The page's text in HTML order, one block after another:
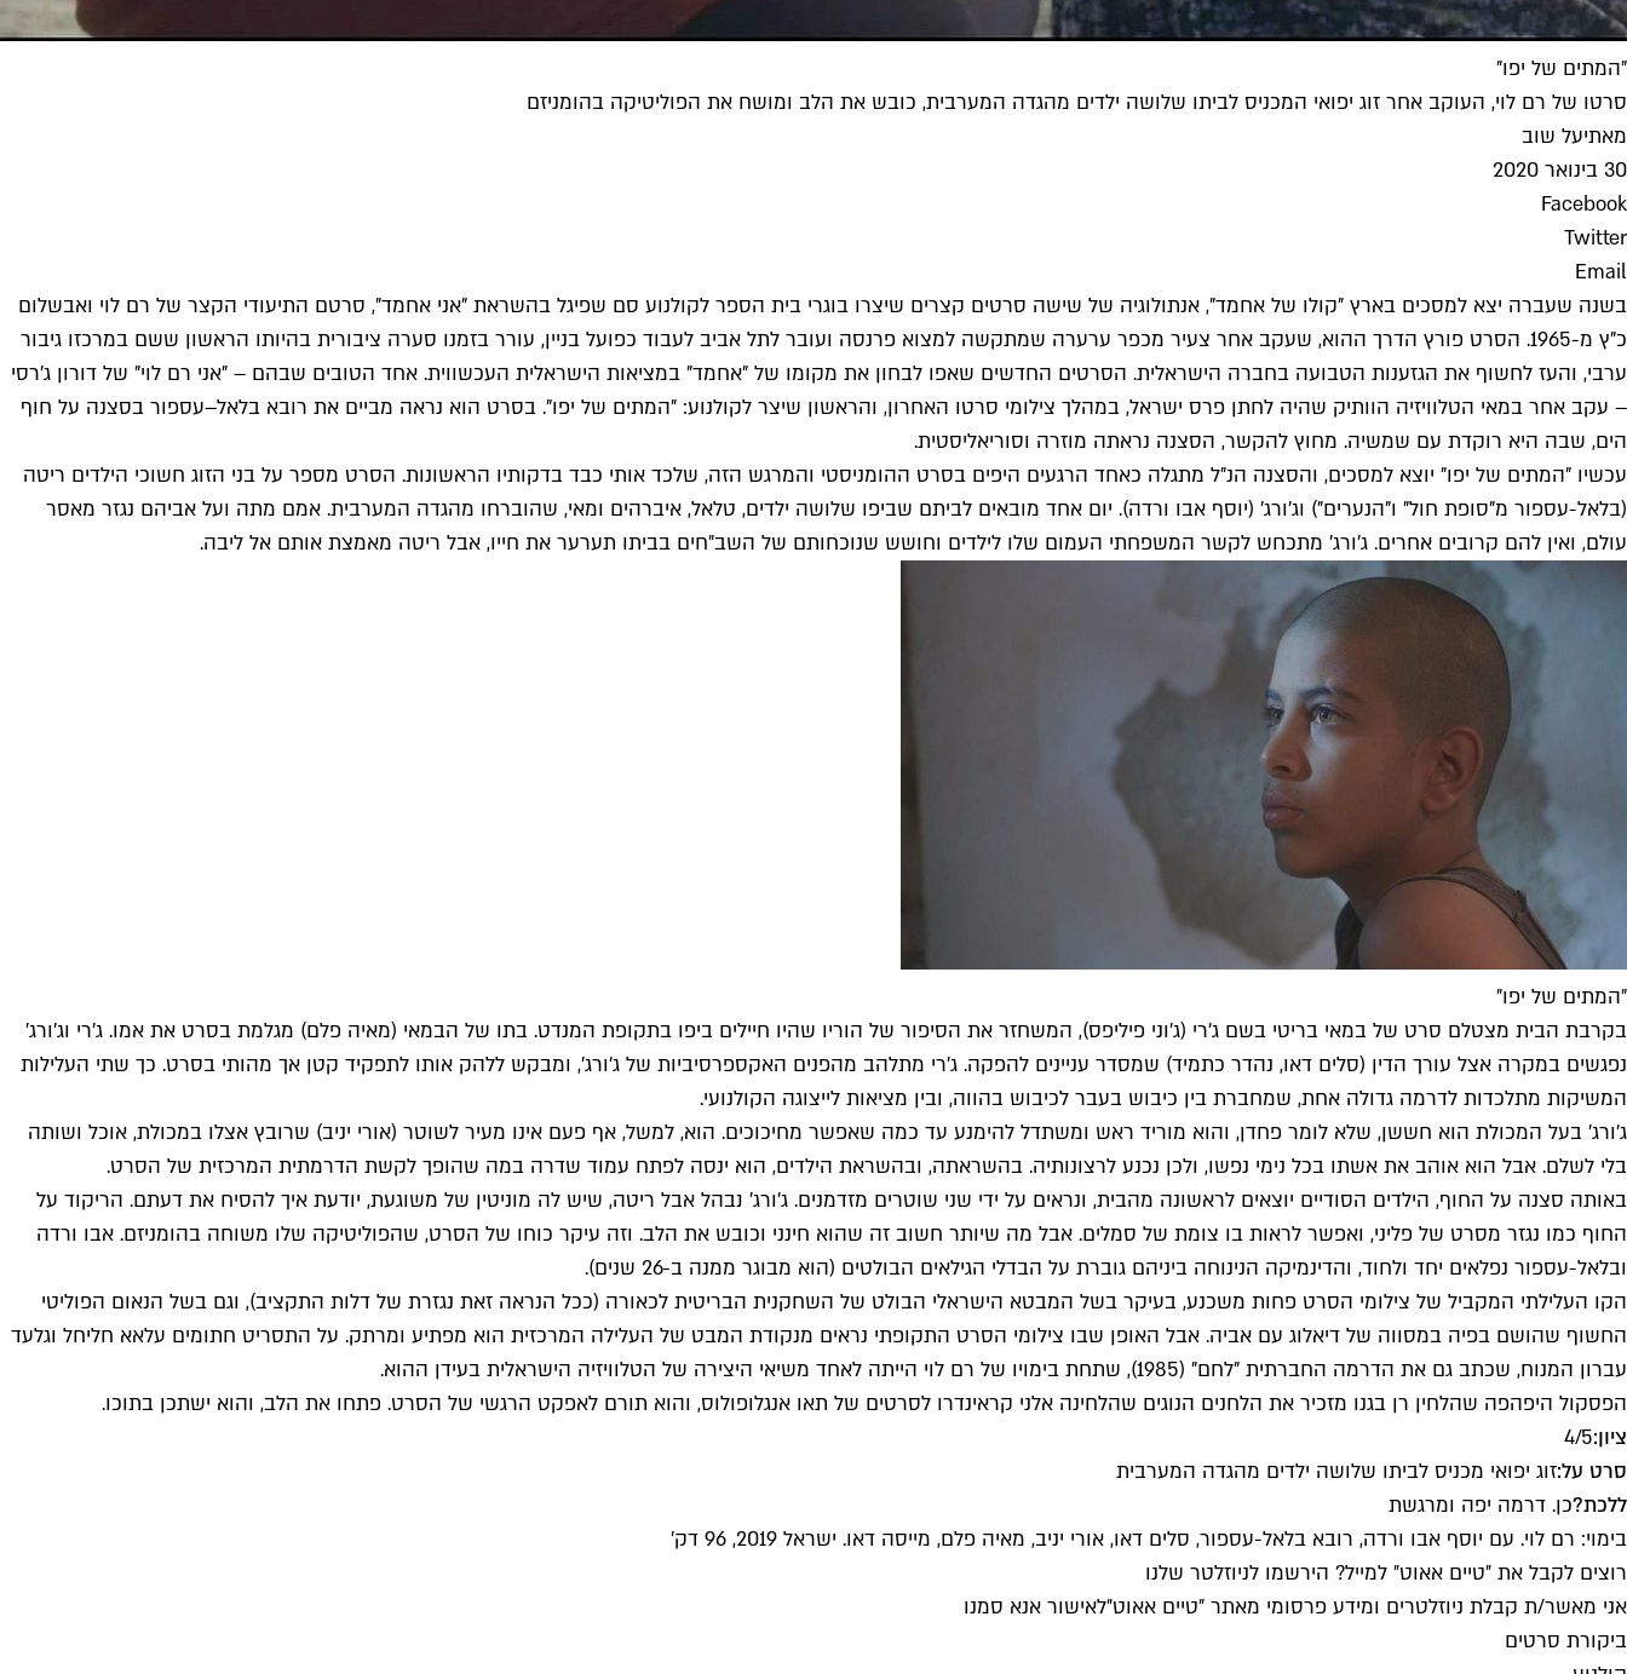
"המתים של יפו"
סרטו של רם לוי, העוקב אחר זוג יפואי המכניס לביתו שלושה ילדים מהגדה המערבית, כובש את הלב ומושח את הפוליטיקה בהומניזם
מאתיעל שוב
30 בינואר 2020
Facebook
Twitter
Email
בשנה שעברה יצא למסכים בארץ "קולו של אחמד", אנתולוגיה של שישה סרטים קצרים שיצרו בוגרי בית הספר לקולנוע סם שפיגל בהשראת "אני אחמד", סרטם התיעודי הקצר של רם לוי ואבשלום
כ"ץ מ-1965. הסרט פורץ הדרך ההוא, שעקב אחר צעיר מכפר ערערה שמתקשה למצוא פרנסה ועובר לתל אביב לעבוד כפועל בניין, עורר בזמנו סערה ציבורית בהיותו הראשון ששם במרכזו גיבור
ערבי, והעז לחשוף את הגזענות הטבועה בחברה הישראלית. הסרטים החדשים שאפו לבחון את מקומו של "אחמד" במציאות הישראלית העכשווית. אחד הטובים שבהם – "אני רם לוי" של דורון ג'רסי
– עקב אחר במאי הטלוויזיה הוותיק שהיה לחתן פרס ישראל, במהלך צילומי סרטו האחרון, והראשון שיצר לקולנוע: "המתים של יפו". בסרט הוא נראה מביים את רובא בלאל–עספור בסצנה על חוף
הים, שבה היא רוקדת עם שמשיה. מחוץ להקשר, הסצנה נראתה מוזרה וסוריאליסטית.
עכשיו "המתים של יפו" יוצא למסכים, והסצנה הנ"ל מתגלה כאחד הרגעים היפים בסרט ההומניסטי והמרגש הזה, שלכד אותי כבד בדקותיו הראשונות. הסרט מספר על בני הזוג חשוכי הילדים ריטה
(בלאל-עספור מ"סופת חול" ו"הנערים") וג'ורג' (יוסף אבו ורדה). יום אחד מובאים לביתם שביפו שלושה ילדים, טלאל, איברהים ומאי, שהוברחו מהגדה המערבית. אמם מתה ועל אביהם נגזר מאסר
עולם, ואין להם קרובים אחרים. ג'ורג' מתכחש לקשר המשפחתי העמום שלו לילדים וחושש שנוכחותם של השב"חים בביתו תערער את חייו, אבל ריטה מאמצת אותם אל ליבה.
"המתים של יפו"
בקרבת הבית מצטלם סרט של במאי בריטי בשם ג'רי (ג'וני פיליפס), המשחזר את הסיפור של הוריו שהיו חיילים ביפו בתקופת המנדט. בתו של הבמאי (מאיה פלם) מגלמת בסרט את אמו. ג'רי וג'ורג'
נפגשים במקרה אצל עורך הדין (סלים דאו, נהדר כתמיד) שמסדר עניינים להפקה. ג'רי מתלהב מהפנים האקספרסיביות של ג'ורג', ומבקש ללהק אותו לתפקיד קטן אך מהותי בסרט. כך שתי העלילות
המשיקות מתלכדות לדרמה גדולה אחת, שמחברת בין כיבוש בעבר לכיבוש בהווה, ובין מציאות לייצוגה הקולנועי.
ג'ורג' בעל המכולת הוא חששן, שלא לומר פחדן, והוא מוריד ראש ומשתדל להימנע עד כמה שאפשר מחיכוכים. הוא, למשל, אף פעם אינו מעיר לשוטר (אורי יניב) שרובץ אצלו במכולת, אוכל ושותה
בלי לשלם. אבל הוא אוהב את אשתו בכל נימי נפשו, ולכן נכנע לרצונותיה. בהשראתה, ובהשראת הילדים, הוא ינסה לפתח עמוד שדרה במה שהופך לקשת הדרמתית המרכזית של הסרט.
באותה סצנה על החוף, הילדים הסודיים יוצאים לראשונה מהבית, ונראים על ידי שני שוטרים מזדמנים. ג'ורג' נבהל אבל ריטה, שיש לה מוניטין של משוגעת, יודעת איך להסיח את דעתם. הריקוד על
החוף כמו נגזר מסרט של פליני, ואפשר לראות בו צומת של סמלים. אבל מה שיותר חשוב זה שהוא חינני וכובש את הלב. וזה עיקר כוחו של הסרט, שהפוליטיקה שלו משוחה בהומניזם. אבו ורדה
ובלאל-עספור נפלאים יחד ולחוד, והדינמיקה הנינוחה ביניהם גוברת על הבדלי הגילאים הבולטים (הוא מבוגר ממנה ב-26 שנים).
הקו העלילתי המקביל של צילומי הסרט פחות משכנע, בעיקר בשל המבטא הישראלי הבולט של השחקנית הבריטית לכאורה (ככל הנראה זאת נגזרת של דלות התקציב), וגם בשל הנאום הפוליטי
החשוף שהושם בפיה במסווה של דיאלוג עם אביה. אבל האופן שבו צילומי הסרט התקופתי נראים מנקודת המבט של העלילה המרכזית הוא מפתיע ומרתק. על התסריט חתומים עלאא חליחל וגלעד
עברון המנוח, שכתב גם את הדרמה החברתית "לחם" (1985), שתחת בימויו של רם לוי הייתה לאחד משיאי היצירה של הטלוויזיה הישראלית בעידן ההוא.
הפסקול היפהפה שהלחין רן בגנו מזכיר את הלחנים הנוגים שהלחינה אלני קראינדרו לסרטים של תאו אנגלופולוס, והוא תורם לאפקט הרגשי של הסרט. פתחו את הלב, והוא ישתכן בתוכו.
ציון:4/5
סרט על:זוג יפואי מכניס לביתו שלושה ילדים מהגדה המערבית
ללכת?כן. דרמה יפה ומרגשת
בימוי: רם לוי. עם יוסף אבו ורדה, רובא בלאל-עספור, סלים דאו, אורי יניב, מאיה פלם, מייסה דאו. ישראל 2019, 96 דק'
רוצים לקבל את ״טיים אאוט״ למייל? הירשמו לניוזלטר שלנו
אני מאשר/ת קבלת ניוזלטרים ומידע פרסומי מאתר ״טיים אאוט״לאישור אנא סמנו
ביקורת סרטים